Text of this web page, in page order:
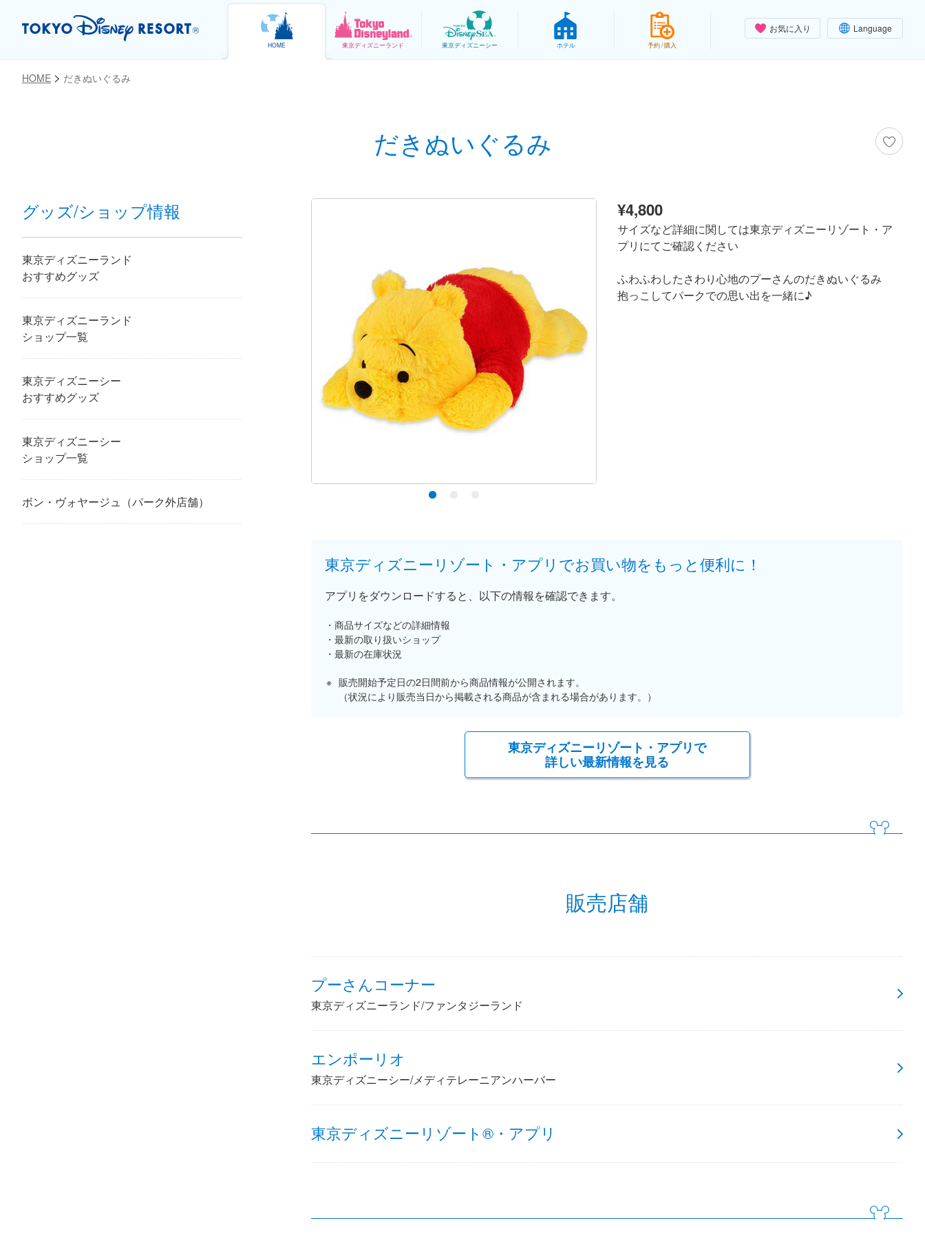
お気に入り Language
HOME 東京ディズニーランド 東京ディズニーシー ホテル 予約 / 購入
HOME だきぬいぐるみ
だきぬいぐるみ
¥4,800
サイズなど詳細に関しては東京ディズニーリゾート・ア
プリにてご確認ください
ふわふわしたさわり心地のプーさんのだきぬいぐるみ
抱っこしてパークでの思い出を一緒に♪
東京ディズニーリゾート・アプリでお買い物をもっと便利に！
アプリをダウンロードすると、以下の情報を確認できます。
商品サイズなどの詳細情報
最新の取り扱いショップ
最新の在庫状況
販売開始予定日の2日間前から商品情報が公開されます。
（状況により販売当日から掲載される商品が含まれる場合があります。）
東京ディズニーリゾート・アプリで
詳しい最新情報を見る
販売店舗
プーさんコーナー
東京ディズニーランド/ファンタジーランド
エンポーリオ
東京ディズニーシー/メディテレーニアンハーバー
東京ディズニーリゾート®・アプリ
グッズ/ショップ情報
東京ディズニーランド
おすすめグッズ
東京ディズニーランド
ショップ一覧
東京ディズニーシー
おすすめグッズ
東京ディズニーシー
ショップ一覧
ボン・ヴォヤージュ（パーク外店舗）